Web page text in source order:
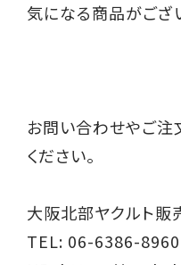
気になる商品がござ
お問い合わせやご注
ください。
大阪北部ヤクルト販
TEL: 06-6386-8960